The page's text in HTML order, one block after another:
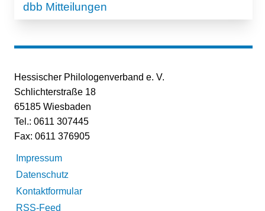
dbb Mitteilungen
Hessischer Philologenverband e. V.
Schlichterstraße 18
65185 Wiesbaden
Tel.: 0611 307445
Fax: 0611 376905
Impressum
Datenschutz
Kontaktformular
RSS-Feed